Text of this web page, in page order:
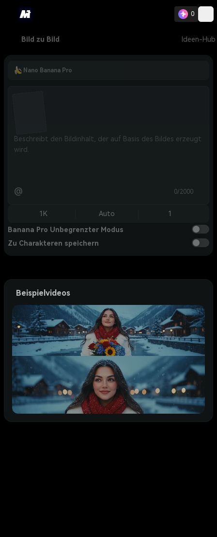
0
Bild zu Bild Ideen-Hub
Nano Banana Pro
@ 0/2000
1K Auto 1
Banana Pro Unbegrenzter Modus
Zu Charakteren speichern
Beispielvideos